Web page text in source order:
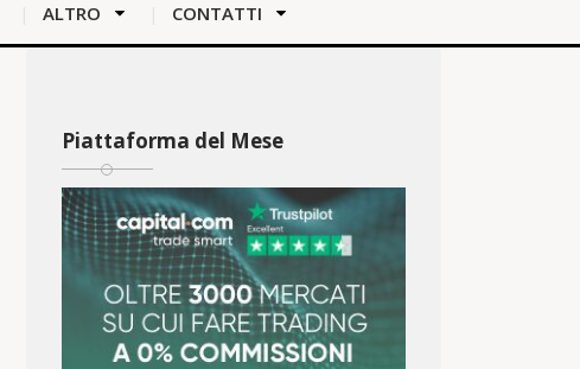
ALTRO CONTATTI
Piattaforma del Mese